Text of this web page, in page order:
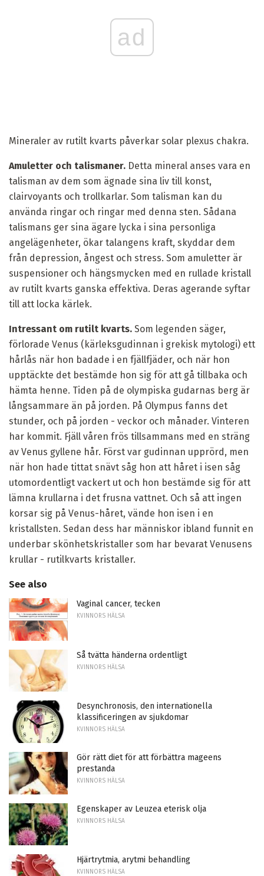
ad
Mineraler av rutilt kvarts påverkar solar plexus chakra.
Amuletter och talismaner. Detta mineral anses vara en
talisman av dem som ägnade sina liv till konst,
clairvoyants och trollkarlar. Som talisman kan du
använda ringar och ringar med denna sten. Sådana
talismans ger sina ägare lycka i sina personliga
angelägenheter, ökar talangens kraft, skyddar dem
från depression, ångest och stress. Som amuletter är
suspensioner och hängsmycken med en rullade kristall
av rutilt kvarts ganska effektiva. Deras agerande syftar
till att locka kärlek.
Intressant om rutilt kvarts. Som legenden säger,
förlorade Venus (kärleksgudinnan i grekisk mytologi) ett
hårlås när hon badade i en fjällfjäder, och när hon
upptäckte det bestämde hon sig för att gå tillbaka och
hämta henne. Tiden på de olympiska gudarnas berg är
långsammare än på jorden. På Olympus fanns det
stunder, och på jorden - veckor och månader. Vinteren
har kommit. Fjäll våren frös tillsammans med en sträng
av Venus gyllene hår. Först var gudinnan upprörd, men
när hon hade tittat snävt såg hon att håret i isen såg
utomordentligt vackert ut och hon bestämde sig för att
lämna krullarna i det frusna vattnet. Och så att ingen
korsar sig på Venus-håret, vände hon isen i en
kristallsten. Sedan dess har människor ibland funnit en
underbar skönhetskristaller som har bevarat Venusens
krullar - rutilkvarts kristaller.
See also
Vaginal cancer, tecken
KVINNORS HÄLSA
Så tvätta händerna ordentligt
KVINNORS HÄLSA
Desynchronosis, den internationella
klassificeringen av sjukdomar
KVINNORS HÄLSA
Gör rätt diet för att förbättra mageens
prestanda
KVINNORS HÄLSA
Egenskaper av Leuzea eterisk olja
KVINNORS HÄLSA
Hjärtrytmia, arytmi behandling
KVINNORS HÄLSA